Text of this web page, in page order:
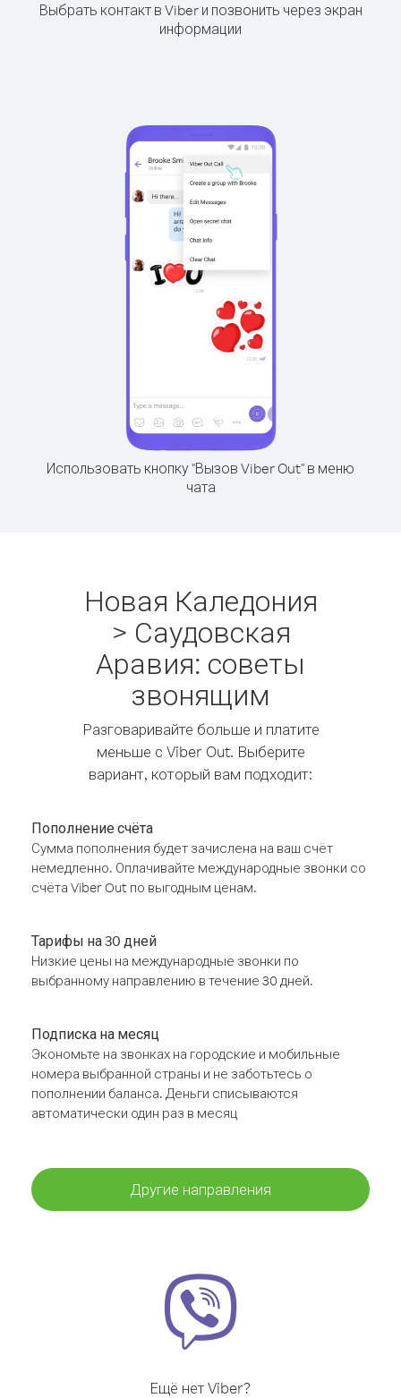
Выбрать контакт в Viber и позвонить через экран
информации
Использовать кнопку "Вызов Viber Out" в меню
чата
Новая Каледония
> Саудовская
Аравия: советы
звонящим
Разговаривайте больше и платите
меньше с Viber Out. Выберите
вариант, который вам подходит:
Пополнение счёта
Сумма пополнения будет зачислена на ваш счёт
немедленно. Оплачивайте международные звонки со
счёта Viber Out по выгодным ценам.
Тарифы на 30 дней
Низкие цены на международные звонки по
выбранному направлению в течение 30 дней.
Подписка на месяц
Экономьте на звонках на городские и мобильные
номера выбранной страны и не заботьтесь о
пополнении баланса. Деньги списываются
автоматически один раз в месяц
Другие направления
Ещё нет Viber?